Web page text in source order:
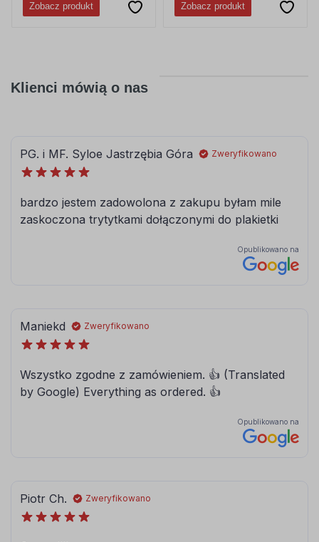
Zobacz produkt Zobacz produkt
Klienci mówią o nas